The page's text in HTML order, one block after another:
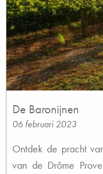
De Baronijnen
06 februari 2023
Ontdek de pracht
van de Drôme